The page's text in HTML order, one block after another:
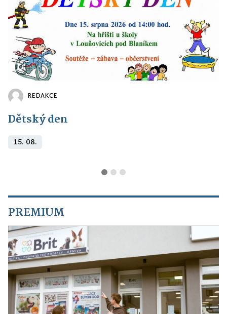
REDAKCE
Dětský den
15. 08.
PREMIUM